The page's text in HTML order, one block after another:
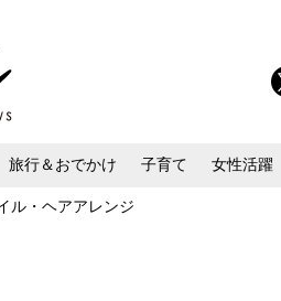
ル・ヘアアレンジ
旅行＆おでかけ 子育て 女性活躍